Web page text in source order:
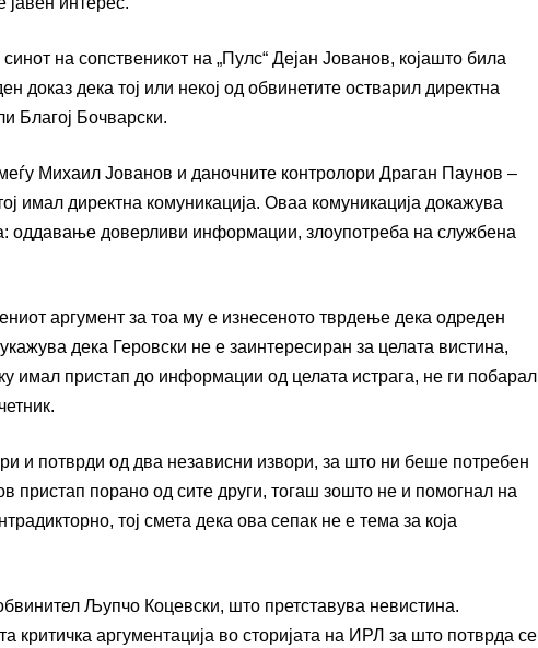
на сопственикот на „Пулс“ Дејан Јованов, којашто била
доказ дека тој или некој од обвинетите остварил директна
Благој Бочварски.
Михаил Јованов и даночните контролори Драган Паунов –
имал директна комуникација. Оваа комуникација докажува
оддавање доверливи информации, злоупотреба на службена
аргумент за тоа му е изнесеното тврдење дека одреден
дека Геровски не е заинтересиран за целата вистина,
имал пристап до информации од целата истрага, не ги побарал
и потврди од два независни извори, за што ни беше потребен
пристап порано од сите други, тогаш зошто не и помогнал на
тој смета дека ова сепак не е тема за која
Љупчо Коцевски, што претставува невистина.
критичка аргументација во сторијата на ИРЛ за што потврда се